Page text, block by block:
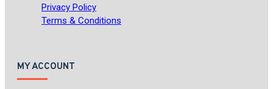
Privacy Policy
Terms & Conditions
MY ACCOUNT